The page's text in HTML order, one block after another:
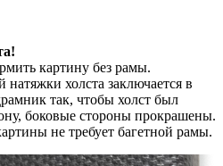
картину без рамы.
холста заключается в
так, чтобы холст был
боковые стороны прокрашены.
не требует багетной рамы.